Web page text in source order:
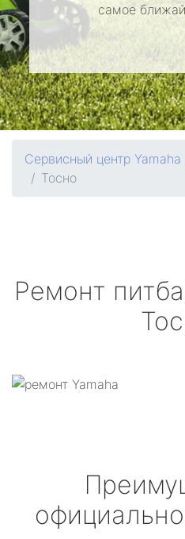
самое
Сервисный центр Yamaha
Тосно
Ремонт